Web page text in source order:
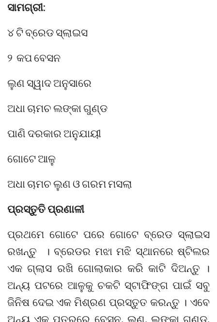
ସାମଗ୍ରୀ:
୪ ଟି ବ୍ରେଡ ସ୍ଲାଇସ
୨ କପ ବେସନ
ଲୁଣ ସ୍ୱାଦ ଅନୁସାରେ
ଅଧା ଚାମଚ ଲଙ୍କା ଗୁଣ୍ଡ
ପାଣି ଦରକାର ଅନୁଯାୟୀ
ଗୋଟେ ଆଳୁ
ଅଧା ଚାମଚ ଲୁଣ ଓ ଗରମ ମସଲା
ପ୍ରସ୍ତୁତି ପ୍ରଣାଳୀ
ପ୍ରଥମେ ଗୋଟେ ପରେ ଗୋଟେ ବ୍ରେଡ ସ୍ଲାଇସ
ରଖନ୍ତୁ । ବ୍ରେଡର ମଝା ମଝି ସ୍ଥାନରେ ଷ୍ଟିଲର
ଏକ ଗ୍ଲାସ ରଖି ଗୋଲାକାର କରି କାଟି ଦିଅନ୍ତୁ ।
ଅନ୍ୟ ପଟରେ ଆଳୁକୁ ଚକଟି ସ୍ଟାଫିଙ୍ଗ ପାଇଁ ସବୁ
ଜିନିଷ ଦେଇ ଏକ ମିଶ୍ରଣ ପ୍ରସ୍ତୁତ କରନ୍ତୁ । ଏବେ
ଅନ୍ୟ ଏକ ପତ୍ରରେ ବେସନ, ଲୁଣ, ଲଙ୍କା ଗୁଣ୍ଡ,